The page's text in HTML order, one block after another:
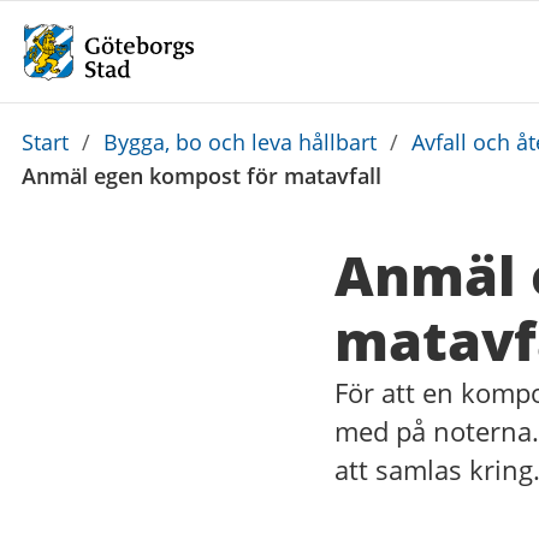
Du
är
Start / Bygga, bo och leva hållbart / Avfall och
Anmäl egen kompost för matavfall
Anmäl
För att en
med på
att samlas